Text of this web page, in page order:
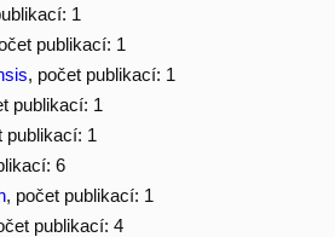
1
publikací: 1
, počet publikací: 1
publikací: 1
publikací: 1
6
, počet publikací: 1
publikací: 4